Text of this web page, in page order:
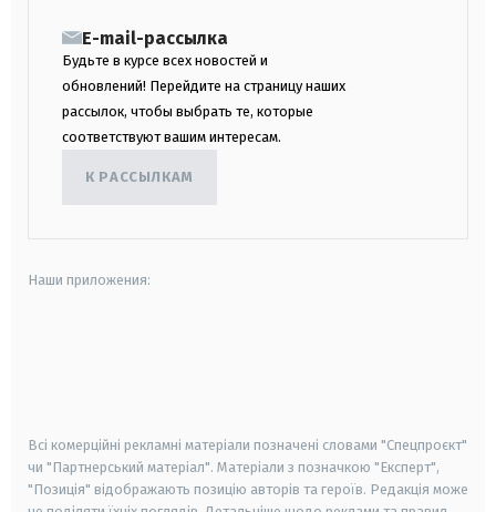
E-mail-рассылка
Будьте в курсе всех новостей и
обновлений! Перейдите на страницу наших
рассылок, чтобы выбрать те, которые
соответствуют вашим интересам.
К РАССЫЛКАМ
Наши приложения:
Всі комерційні рекламні матеріали позначені словами "Спецпроєкт"
чи "Партнерський матеріал". Матеріали з позначкою "Експерт",
"Позиція" відображають позицію авторів та героїв. Редакція може